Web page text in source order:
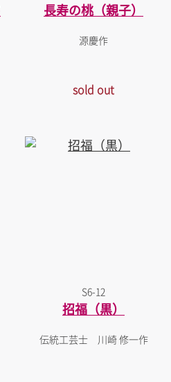
長寿の桃（親子）
源慶作
sold out
S6-12
招福（黒）
伝統工芸士 川崎 修一作